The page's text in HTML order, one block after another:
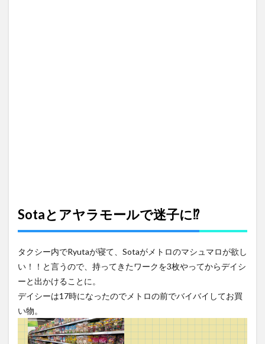
Sotaとアヤラモールで迷子に⁉
タクシー内でRyutaが寝て、Sotaがメトロのマシュマロが欲し
い！！と言うので、持ってきたワークを3枚やってからデイシ
ーと出かけることに。
デイシーは17時になったのでメトロの前でバイバイしてお買
い物。